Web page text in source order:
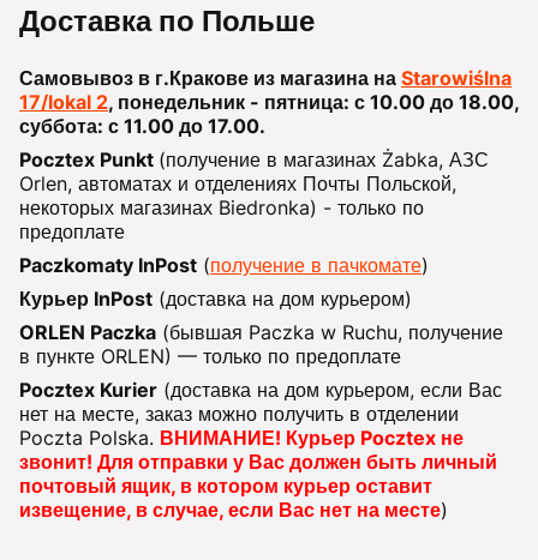
Доставка по Польше
Самовывоз в г.Кракове из магазина на Starowiślna
17/lokal 2, понедельник - пятница: с 10.00 до 18.00,
суббота: с 11.00 до 17.00.
Pocztex Punkt (получение в магазинах Żabka, АЗС
Orlen, автоматах и отделениях Почты Польской,
некоторых магазинах Biedronka) - только по
предоплате
Paczkomaty InPost (получение в пачкомате)
Курьер InPost (доставка на дом курьером)
ORLEN Paczka (бывшая Paczka w Ruchu, получение
в пункте ORLEN) — только по предоплате
Pocztex Kurier (доставка на дом курьером, если Вас
нет на месте, заказ можно получить в отделении
Poczta Polska. ВНИМАНИЕ! Курьер Pocztex не
звонит! Для отправки у Вас должен быть личный
почтовый ящик, в котором курьер оставит
извещение, в случае, если Вас нет на месте)